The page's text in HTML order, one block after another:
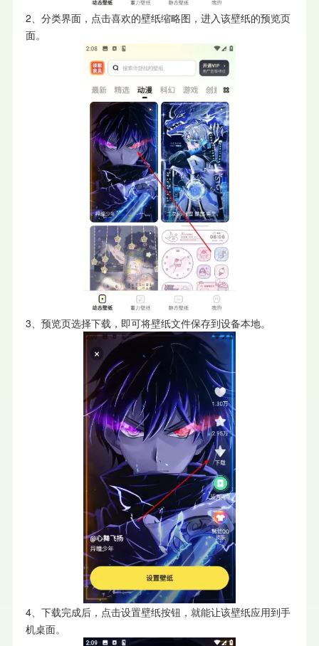
2、分类界面，点击喜欢的壁纸缩略图，进入该壁纸的预览页
面。
3、预览页选择下载，即可将壁纸文件保存到设备本地。
4、下载完成后，点击设置壁纸按钮，就能让该壁纸应用到手
机桌面。